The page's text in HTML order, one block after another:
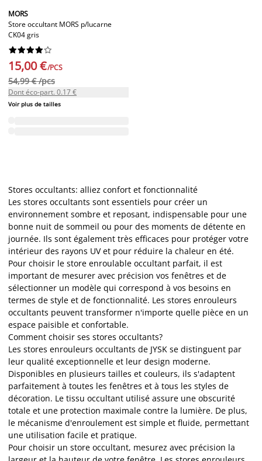
MORS
Store occultant MORS p/lucarne
CK04 gris






15,00 €/PCS
54,99 € /pcs
Dont éco-part. 0.17 €
Voir plus de tailles
Stores occultants: alliez confort et fonctionnalité
Les stores occultants sont essentiels pour créer un
environnement sombre et reposant, indispensable pour une
bonne nuit de sommeil ou pour des moments de détente en
journée. Ils sont également très efficaces pour protéger votre
intérieur des rayons UV et pour réduire la chaleur en été.
Pour choisir le store enroulable occultant parfait, il est
important de mesurer avec précision vos fenêtres et de
sélectionner un modèle qui correspond à vos besoins en
termes de style et de fonctionnalité. Les stores enrouleurs
occultants peuvent transformer n'importe quelle pièce en un
espace paisible et confortable.
Comment choisir ses stores occultants?
Les stores enrouleurs occultants de JYSK se distinguent par
leur qualité exceptionnelle et leur design moderne.
Disponibles en plusieurs tailles et couleurs, ils s'adaptent
parfaitement à toutes les fenêtres et à tous les styles de
décoration. Le tissu occultant utilisé assure une obscurité
totale et une protection maximale contre la lumière. De plus,
le mécanisme d'enroulement est simple et fluide, permettant
une utilisation facile et pratique.
Pour choisir un store occultant, mesurez avec précision la